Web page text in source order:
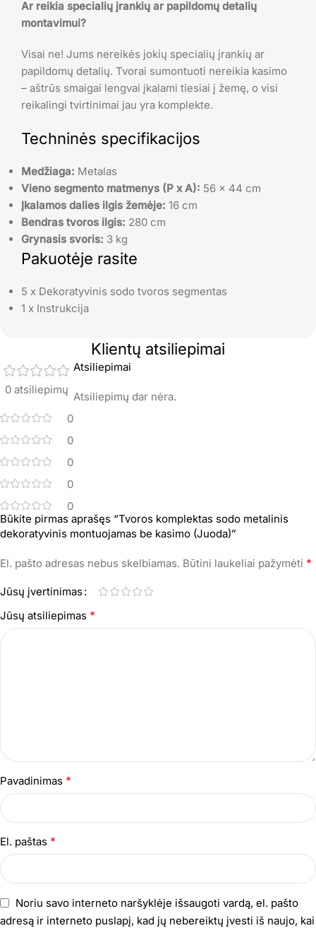
Ar reikia specialių įrankių ar papildomų detalių
montavimui?
Visai ne! Jums nereikės jokių specialių įrankių ar
papildomų detalių. Tvorai sumontuoti nereikia kasimo
– aštrūs smaigai lengvai įkalami tiesiai į žemę, o visi
reikalingi tvirtinimai jau yra komplekte.
Techninės specifikacijos
Medžiaga: Metalas
Vieno segmento matmenys (P x A): 56 x 44 cm
Įkalamos dalies ilgis žemėje: 16 cm
Bendras tvoros ilgis: 280 cm
Grynasis svoris: 3 kg
Pakuotėje rasite
5 x Dekoratyvinis sodo tvoros segmentas
1 x Instrukcija
Klientų atsiliepimai
0 atsiliepimų
0
0
0
0
0
Atsiliepimai
Atsiliepimų dar nėra.
Būkite pirmas aprašęs “Tvoros komplektas sodo metalinis
dekoratyvinis montuojamas be kasimo (Juoda)”
El. pašto adresas nebus skelbiamas. Būtini laukeliai pažymėti *
Jūsų įvertinimas
Jūsų atsiliepimas *
Pavadinimas *
El. paštas *
Noriu savo interneto naršyklėje išsaugoti vardą, el. pašto
adresą ir interneto puslapį, kad jų nebereiktų įvesti iš naujo, kai